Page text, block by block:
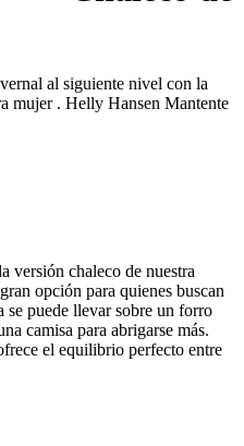
al siguiente nivel con la
mujer . Helly Hansen Mantente
versión chaleco de nuestra
opción para quienes buscan
se puede llevar sobre un forro
camisa para abrigarse más.
el equilibrio perfecto entre